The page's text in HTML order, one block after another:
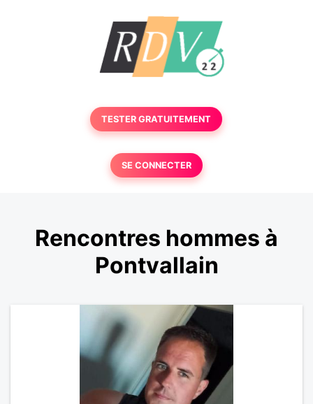
TESTER GRATUITEMENT
SE CONNECTER
Rencontres hommes à
Pontvallain